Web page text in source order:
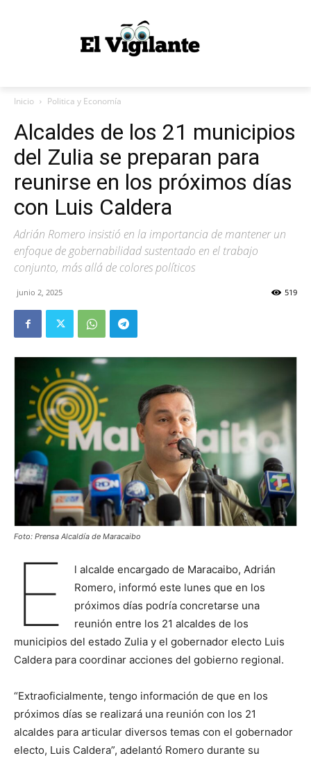
Inicio Politica y Economía
Alcaldes de los 21 municipios
del Zulia se preparan para
reunirse en los próximos días
con Luis Caldera
Adrián Romero insistió en la importancia de mantener un
enfoque de gobernabilidad sustentado en el trabajo
conjunto, más allá de colores políticos
junio 2, 2025 519
Foto: Prensa Alcaldía de Maracaibo
E
l alcalde encargado de Maracaibo, Adrián
Romero, informó este lunes que en los
próximos días podría concretarse una
reunión entre los 21 alcaldes de los
municipios del estado Zulia y el gobernador electo Luis
Caldera para coordinar acciones del gobierno regional.
“Extraoficialmente, tengo información de que en los
próximos días se realizará una reunión con los 21
alcaldes para articular diversos temas con el gobernador
electo, Luis Caldera”, adelantó Romero durante su